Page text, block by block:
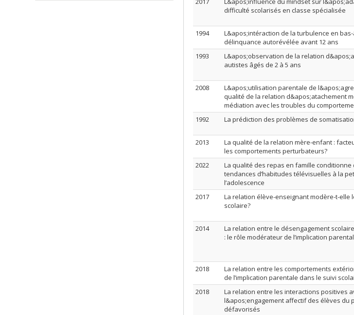
difficulté scolarisés en classe spécialisée
1994
L&apos;intéraction de la turbulence en
délinquance autorévélée avant 12 ans
1993
L&apos;observation de la relation
autistes âgés de 2 à 5 ans
2008
L&apos;utilisation parentale de
qualité de la relation d&apos;atachement
médiation avec les troubles du
1992 La prédiction des problèmes de
2013
La qualité de la relation mère-enfant :
les comportements perturbateurs?
2022
La qualité des repas en famille
tendances d’habitudes télévisuelles à la
l’adolescence
2017
La relation élève-enseignant modère-t-elle
scolaire?
2014
La relation entre le désengagement
: le rôle modérateur de l’implication
2018
La relation entre les comportements
de l’implication parentale dans le suivi
2018
La relation entre les interactions positives
l&apos;engagement affectif des élèves du
défavorisés